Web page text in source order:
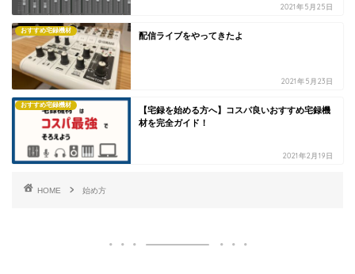
2021年5月25日
おすすめ宅録機材
配信ライブをやってきたよ
2021年5月23日
おすすめ宅録機材
【宅録を始める方へ】コスパ良いおすすめ宅録機
材を完全ガイド！
2021年2月19日
HOME 始め方